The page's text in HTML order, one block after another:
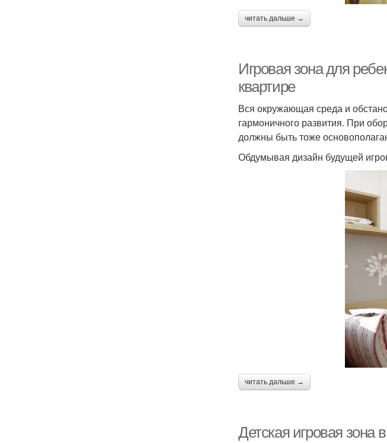
читать дальше →
Игровая зона для
квартире
Вся окружающая среда и
гармоничного развития. При
должны быть тоже
Обдумывая дизайн будущей
читать дальше →
Детская игровая зона